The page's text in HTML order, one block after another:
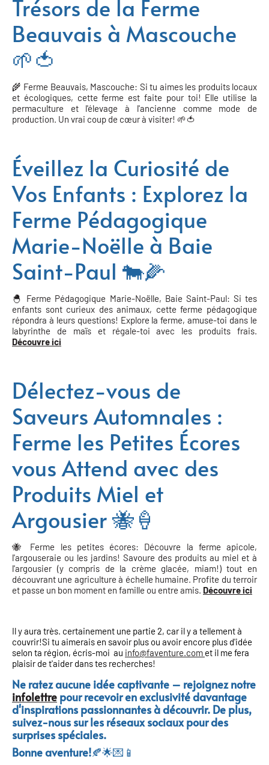
Trésors de la Ferme
Beauvais à Mascouche
🌱🍅
🌾 Ferme Beauvais, Mascouche: Si tu aimes les produits locaux
et écologiques, cette ferme est faite pour toi! Elle utilise la
permaculture et l'élevage à l'ancienne comme mode de
production. Un vrai coup de cœur à visiter! 🌱🍅
Éveillez la Curiosité de
Vos Enfants : Explorez la
Ferme Pédagogique
Marie-Noëlle à Baie
Saint-Paul 🐄🌽
🐣 Ferme Pédagogique Marie-Noëlle, Baie Saint-Paul: Si tes
enfants sont curieux des animaux, cette ferme pédagogique
répondra à leurs questions! Explore la ferme, amuse-toi dans le
labyrinthe de maïs et régale-toi avec les produits frais.
Découvre ici
Délectez-vous de
Saveurs Automnales :
Ferme les Petites Écores
vous Attend avec des
Produits Miel et
Argousier 🐝🍦
🐝 Ferme les petites écores: Découvre la ferme apicole,
l'argouseraie ou les jardins! Savoure des produits au miel et à
l'argousier (y compris de la crème glacée, miam!) tout en
découvrant une agriculture à échelle humaine. Profite du terroir
et passe un bon moment en famille ou entre amis. Découvre ici
Il y aura très. certainement une partie 2, car il y a tellement à
couvrir!Si tu aimerais en savoir plus ou avoir encore plus d'idée
selon ta région, écris-moi au info@faventure.com et il me fera
plaisir de t'aider dans tes recherches!
Ne ratez aucune idée captivante – rejoignez notre
infolettre pour recevoir en exclusivité davantage
d'inspirations passionnantes à découvrir. De plus,
suivez-nous sur les réseaux sociaux pour des
surprises spéciales.
Bonne aventure!🍂🌟💌📱